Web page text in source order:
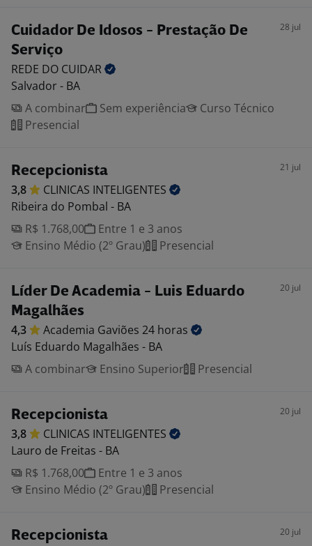
Cuidador De Idosos - Prestação De
Serviço
28 jul
REDE DO CUIDAR
Salvador - BA
A combinar
Sem experiência
Curso Técnico
Presencial
Recepcionista 21 jul
3,8 CLINICAS INTELIGENTES
Ribeira do Pombal - BA
R$ 1.768,00
Entre 1 e 3 anos
Ensino Médio (2º Grau)
Presencial
Líder De Academia - Luis Eduardo
Magalhães
20 jul
4,3 Academia Gaviões 24 horas
Luís Eduardo Magalhães - BA
A combinar
Ensino Superior Presencial
Recepcionista 20 jul
3,8 CLINICAS INTELIGENTES
Lauro de Freitas - BA
R$ 1.768,00
Entre 1 e 3 anos
Ensino Médio (2º Grau)
Presencial
Recepcionista 20 jul